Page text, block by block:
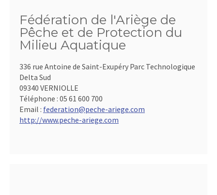
Fédération de l'Ariège de
Pêche et de Protection du
Milieu Aquatique
336 rue Antoine de Saint-Exupéry Parc Technologique
Delta Sud
09340 VERNIOLLE
Téléphone : 05 61 600 700
Email : federation@peche-ariege.com
http://www.peche-ariege.com